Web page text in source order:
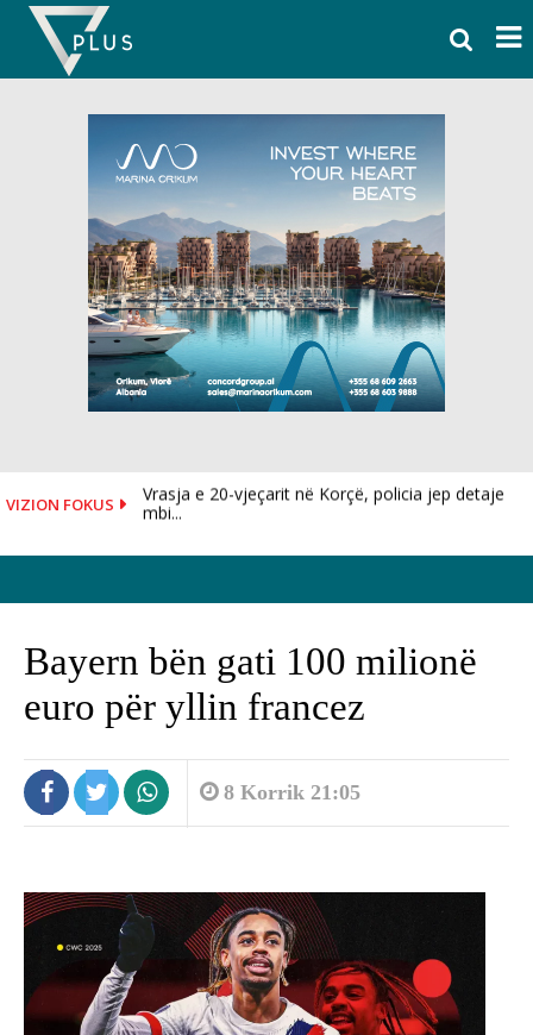
Skip
content
VIZION FOKUS
Vrasja e 20-vjeçarit në Korçë, policia jep detaje
mbi...
Bayern bën gati 100 milionë
euro për yllin francez
8 Korrik 21:05